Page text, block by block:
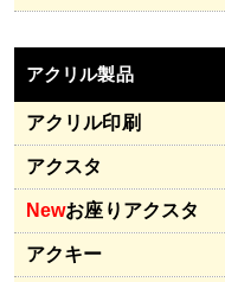
アクリル製品
アクリル印刷
アクスタ
Newお座りアクスタ
アクキー